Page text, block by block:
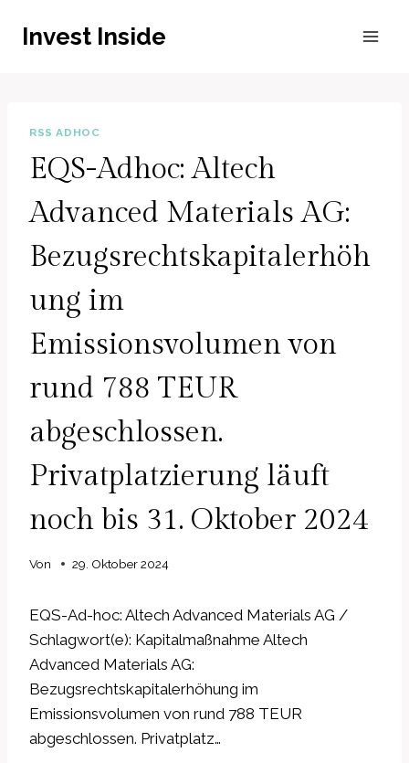
InhaltInvest Inside
RSS ADHOC
EQS-Adhoc: Altech
Advanced Materials AG:
Bezugsrechtskapitalerhöh
ung im
Emissionsvolumen von
rund 788 TEUR
abgeschlossen.
Privatplatzierung läuft
noch bis 31. Oktober 2024
Von 29. Oktober 2024
EQS-Ad-hoc: Altech Advanced Materials AG /
Schlagwort(e): Kapitalmaßnahme Altech
Advanced Materials AG:
Bezugsrechtskapitalerhöhung im
Emissionsvolumen von rund 788 TEUR
abgeschlossen. Privatplatz…